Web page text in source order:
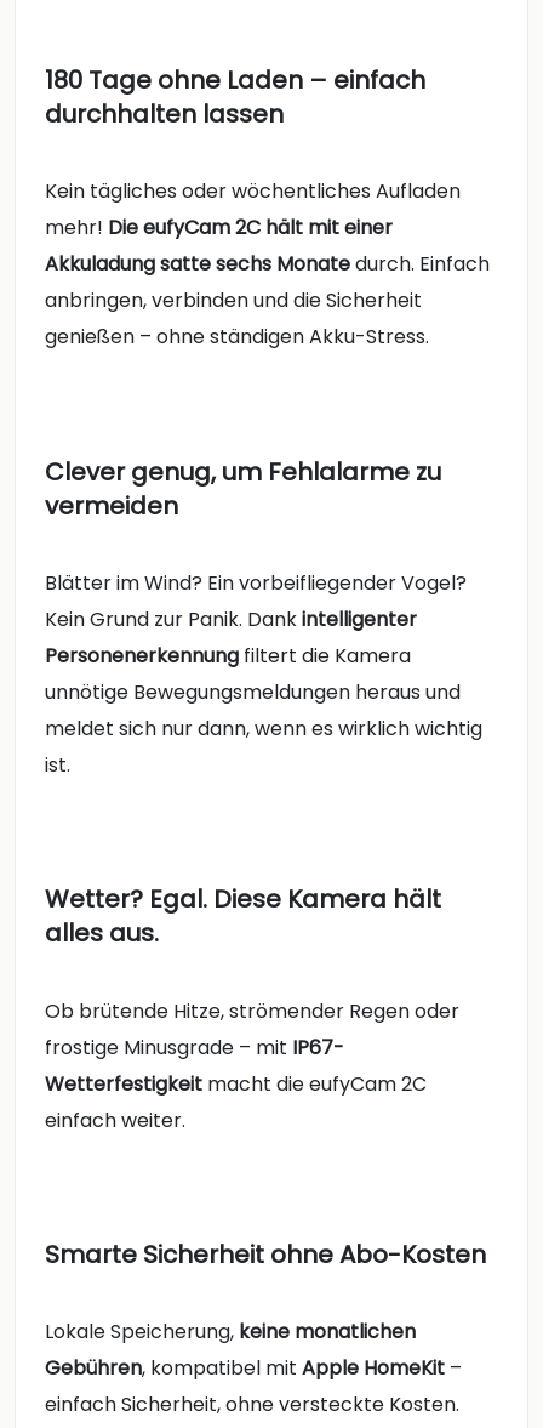
180 Tage ohne Laden – einfach
durchhalten lassen
Kein tägliches oder wöchentliches Aufladen
mehr! Die eufyCam 2C hält mit einer
Akkuladung satte sechs Monatedurch. Einfach
anbringen, verbinden und die Sicherheit
genießen – ohne ständigen Akku-Stress.
Clever genug, um Fehlalarme zu
vermeiden
Blätter im Wind? Ein vorbeifliegender Vogel?
Kein Grund zur Panik. Dankintelligenter
Personenerkennung filtert die Kamera
unnötige Bewegungsmeldungen heraus und
meldet sich nur dann, wenn es wirklich wichtig
ist.
Wetter? Egal. Diese Kamera hält
alles aus.
Ob brütende Hitze, strömender Regen oder
frostige Minusgrade – mit IP67-
Wetterfestigkeit macht die eufyCam 2C
einfach weiter.
Smarte Sicherheit ohne Abo-Kosten
Lokale Speicherung, keine monatlichen
Gebühren, kompatibel mit Apple HomeKit –
einfach Sicherheit, ohne versteckte Kosten.